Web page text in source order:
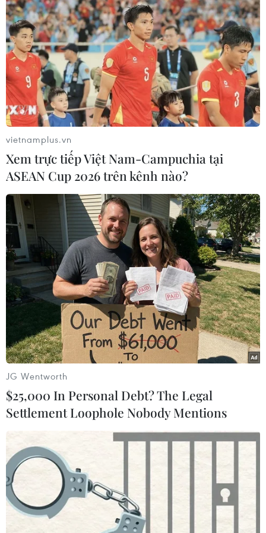
giáo dục, tuyên truyền về nước sạch, vệ sinh môi trường
cho người học trong môn học chính khóa, hoạt động
giáo dục và hoạt động ngoại khóa.
Đồng bằng sông Cửu Long: 50.000 hộ dân
đang thiếu nước sạch sinh hoạt
09/04/2024 07:48
Thứ trưởng Nguyễn Hoàng Hiệp cho biết khoảng
50.000 hộ tại 13 tỉnh, thành phố Đồng bằng sông Cửu
Long đang thiếu nước sạch, phải sử dụng nhiều giải
vietnamplus.vn
Xem trực tiếp Việt Nam-Campuchia tại
ASEAN Cup 2026 trên kênh nào?
JG Wentworth
$25,000 In Personal Debt? The Legal
Settlement Loophole Nobody Mentions